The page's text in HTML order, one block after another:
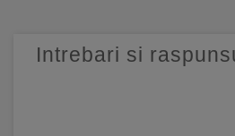
Intrebari si